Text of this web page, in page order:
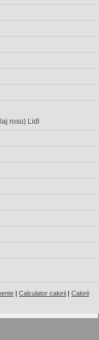
rosu) Lidl
| Calculator calorii | Calorii